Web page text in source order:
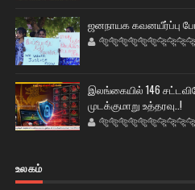
ஜனநாயக கவனயீர்ப்பு
இலங்கையில் 146
முடக்குமாறு உத்தரவு..!
உலகம்